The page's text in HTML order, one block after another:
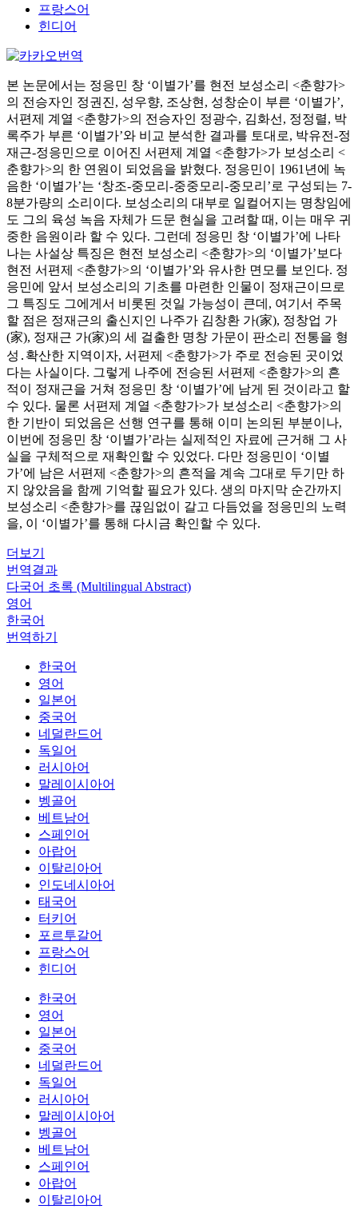
프랑스어
힌디어
본 논문에서는 정응민 창 ‘이별가’를 현전 보성소리 <춘향가>
의 전승자인 정권진, 성우향, 조상현, 성창순이 부른 ‘이별가’,
서편제 계열 <춘향가>의 전승자인 정광수, 김화선, 정정렬, 박
록주가 부른 ‘이별가’와 비교 분석한 결과를 토대로, 박유전-정
재근-정응민으로 이어진 서편제 계열 <춘향가>가 보성소리 <
춘향가>의 한 연원이 되었음을 밝혔다. 정응민이 1961년에 녹
음한 ‘이별가’는 ‘창조-중모리-중중모리-중모리’로 구성되는 7-
8분가량의 소리이다. 보성소리의 대부로 일컬어지는 명창임에
도 그의 육성 녹음 자체가 드문 현실을 고려할 때, 이는 매우 귀
중한 음원이라 할 수 있다. 그런데 정응민 창 ‘이별가’에 나타
나는 사설상 특징은 현전 보성소리 <춘향가>의 ‘이별가’보다
현전 서편제 <춘향가>의 ‘이별가’와 유사한 면모를 보인다. 정
응민에 앞서 보성소리의 기초를 마련한 인물이 정재근이므로
그 특징도 그에게서 비롯된 것일 가능성이 큰데, 여기서 주목
할 점은 정재근의 출신지인 나주가 김창환 가(家), 정창업 가
(家), 정재근 가(家)의 세 걸출한 명창 가문이 판소리 전통을 형
성․확산한 지역이자, 서편제 <춘향가>가 주로 전승된 곳이었
다는 사실이다. 그렇게 나주에 전승된 서편제 <춘향가>의 흔
적이 정재근을 거쳐 정응민 창 ‘이별가’에 남게 된 것이라고 할
수 있다. 물론 서편제 계열 <춘향가>가 보성소리 <춘향가>의
한 기반이 되었음은 선행 연구를 통해 이미 논의된 부분이나,
이번에 정응민 창 ‘이별가’라는 실제적인 자료에 근거해 그 사
실을 구체적으로 재확인할 수 있었다. 다만 정응민이 ‘이별
가’에 남은 서편제 <춘향가>의 흔적을 계속 그대로 두기만 하
지 않았음을 함께 기억할 필요가 있다. 생의 마지막 순간까지
보성소리 <춘향가>를 끊임없이 갈고 다듬었을 정응민의 노력
을, 이 ‘이별가’를 통해 다시금 확인할 수 있다.
더보기
번역결과
다국어 초록 (Multilingual Abstract)
영어
한국어
번역하기
한국어
영어
일본어
중국어
네덜란드어
독일어
러시아어
말레이시아어
벵골어
베트남어
스페인어
아랍어
이탈리아어
인도네시아어
태국어
터키어
포르투갈어
프랑스어
힌디어
한국어
영어
일본어
중국어
네덜란드어
독일어
러시아어
말레이시아어
벵골어
베트남어
스페인어
아랍어
이탈리아어